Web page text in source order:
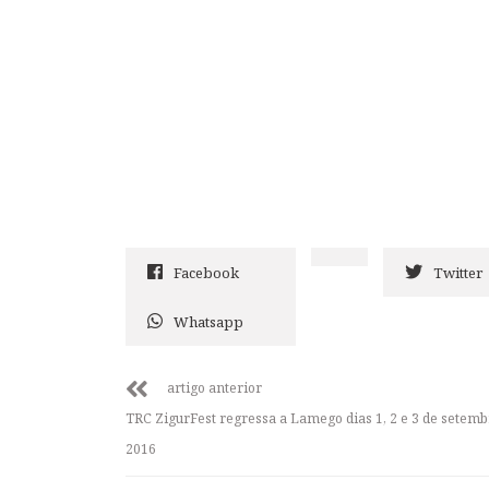
Facebook Twitter
Whatsapp
artigo anterior
TRC ZigurFest regressa a Lamego dias 1, 2 e 3 de
2016